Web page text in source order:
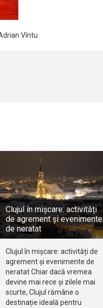
Vîntu
Clujul în mișcare: activități
de agrement și evenimente
de neratat
Clujul în mișcare: activități de
agrement și evenimente de
neratat Chiar dacă vremea
devine mai rece și zilele mai
scurte, Clujul rămâne o
destinație ideală pentru